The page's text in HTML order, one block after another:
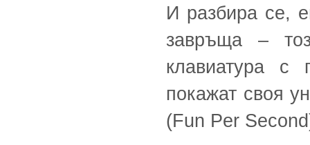
И разбира се,
завръща –
клавиатура с
покажат своя
(Fun Per